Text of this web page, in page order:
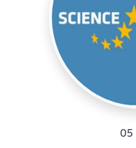
05